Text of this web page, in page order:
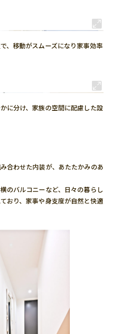
、移動がスムーズになり家事効率
に分け、家族の空間に配慮した設
合わせた内装が、あたたかみのあ
のバルコニーなど、日々の暮らし
おり、家事や身支度が自然と快適